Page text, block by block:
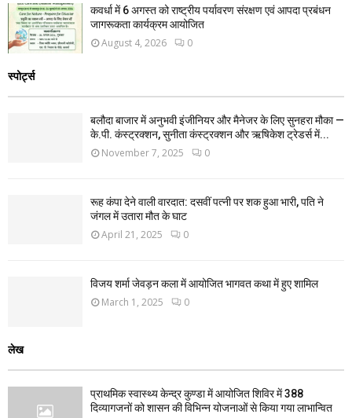
कवर्धा में 6 अगस्त को राष्ट्रीय पर्यावरण संरक्षण एवं आपदा प्रबंधन
जागरूकता कार्यक्रम आयोजित
August 4, 2026 0
स्पोर्ट्स
बलौदा बाजार में अनुभवी इंजीनियर और मैनेजर के लिए सुनहरा मौका —
के.पी. कंस्ट्रक्शन, सुनीता कंस्ट्रक्शन और ऋषिकेश ट्रेडर्स में...
November 7, 2025 0
रूह कंपा देने वाली वारदात: दसवीं पत्नी पर शक हुआ भारी, पति ने
जंगल में उतारा मौत के घाट
April 21, 2025 0
विजय शर्मा जेवड़न कला में आयोजित भागवत कथा में हुए शामिल
March 1, 2025 0
लेख
प्राथमिक स्वास्थ्य केन्द्र कुण्डा में आयोजित शिविर में 388
दिव्यागजनों को शासन की विभिन्न योजनाओं से किया गया लाभान्वित